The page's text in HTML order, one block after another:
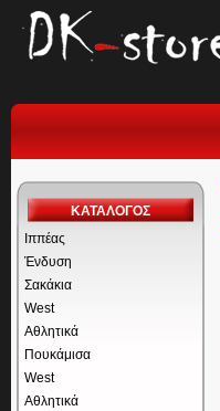
ΚΑΤΑΛΟΓΟΣ
Ιππέας
Ένδυση
Σακάκια
West
Αθλητικά
Πουκάμισα
West
Αθλητικά